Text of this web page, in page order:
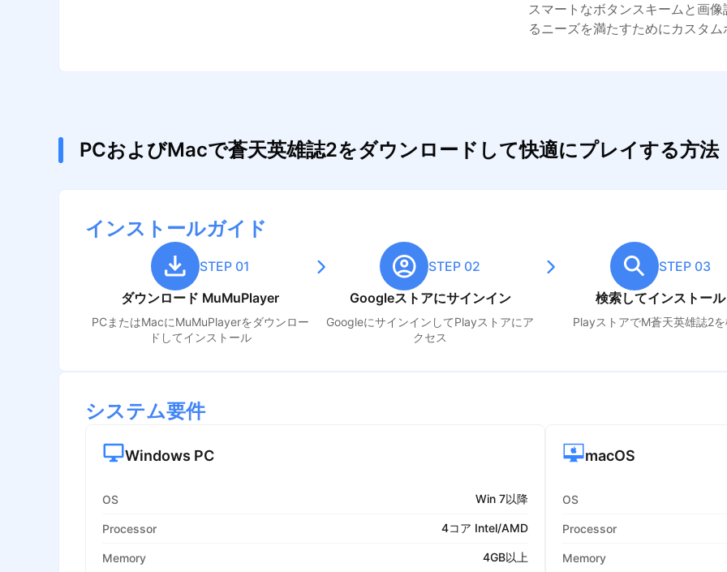
スマートなボタンスキームと画
るニーズを満たすためにカスタ
PCおよびMacで蒼天英雄誌2をダウンロードして快適にプレイする方法
インストールガイド
STEP 01
ダウンロード MuMuPlayer
PCまたはMacにMuMuPlayerをダウンロー
ドしてインストール
STEP 02
Googleストアにサインイン
GoogleにサインインしてPlayストアにア
クセス
STEP 03
検索してインストール
PlayストアでM蒼天英雄誌2
システム要件
Windows PC
OS Win 7以降
Processor 4コア Intel/AMD
Memory 4GB以上
macOS
OS
Processor
Memory